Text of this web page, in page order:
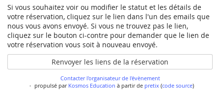
Si vous souhaitez voir ou modifier le statut et les détails de
votre réservation, cliquez sur le lien dans l'un des emails que
nous vous avons envoyé. Si vous ne trouvez pas le lien,
cliquez sur le bouton ci-contre pour demander que le lien de
votre réservation vous soit à nouveau envoyé.
Renvoyer les liens de la réservation
Contacter l'organisateur de l'évènement
propulsé par Kosmos Education à partir de pretix(code source)